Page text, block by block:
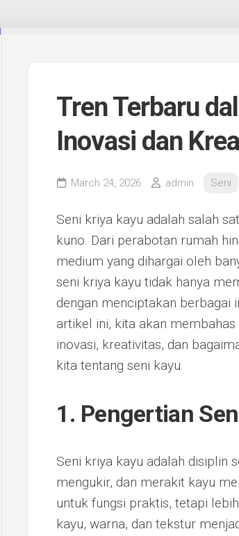
Tren Terbaru
Inovasi dan
March 24, 2026 admin Seni
Seni kriya kayu adalah salah
kuno. Dari perabotan rumah
medium yang dihargai oleh
seni kriya kayu tidak hanya
dengan menciptakan berbagai
artikel ini, kita akan
inovasi, kreativitas, dan
kita tentang seni kayu.
1. Pengertian
Seni kriya kayu adalah disiplin
mengukir, dan merakit kayu
untuk fungsi praktis, tetapi
kayu, warna, dan tekstur